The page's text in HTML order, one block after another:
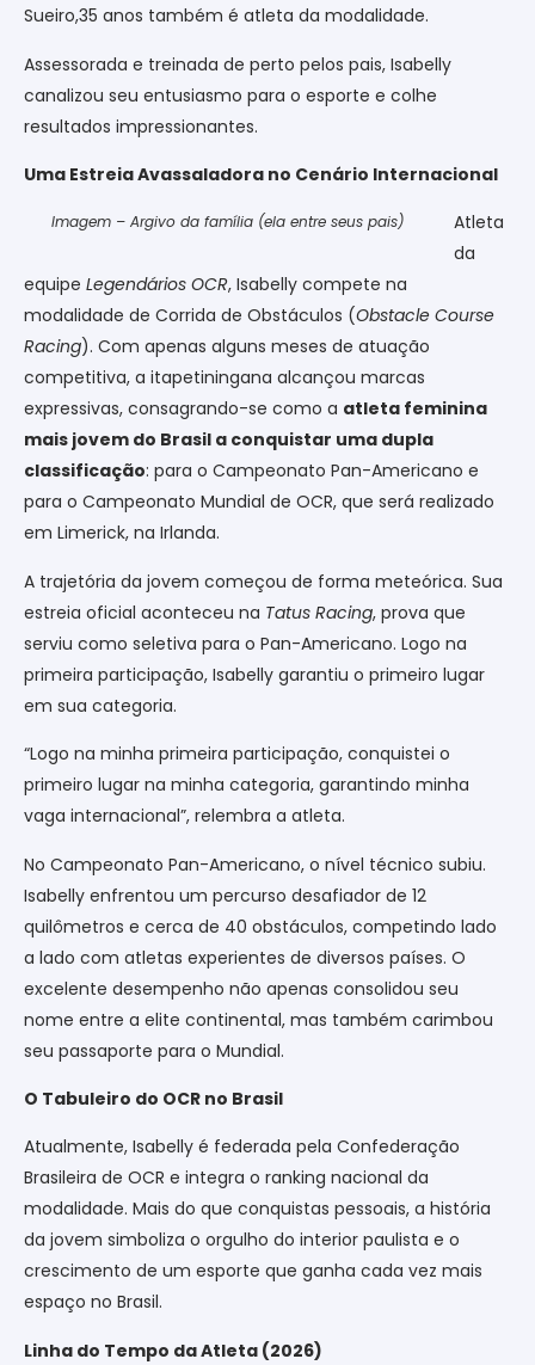
Sueiro,35 anos também é atleta da modalidade.
Assessorada e treinada de perto pelos pais, Isabelly
canalizou seu entusiasmo para o esporte e colhe
resultados impressionantes.
Uma Estreia Avassaladora no Cenário Internacional
Imagem – Argivo da família (ela entre seus pais)
Atleta
da
equipe Legendários OCR, Isabelly compete na
modalidade de Corrida de Obstáculos (Obstacle Course
Racing). Com apenas alguns meses de atuação
competitiva, a itapetiningana alcançou marcas
expressivas, consagrando-se como a atleta feminina
mais jovem do Brasil a conquistar uma dupla
classificação: para o Campeonato Pan-Americano e
para o Campeonato Mundial de OCR, que será realizado
em Limerick, na Irlanda.
A trajetória da jovem começou de forma meteórica. Sua
estreia oficial aconteceu na Tatus Racing, prova que
serviu como seletiva para o Pan-Americano. Logo na
primeira participação, Isabelly garantiu o primeiro lugar
em sua categoria.
“Logo na minha primeira participação, conquistei o
primeiro lugar na minha categoria, garantindo minha
vaga internacional”, relembra a atleta.
No Campeonato Pan-Americano, o nível técnico subiu.
Isabelly enfrentou um percurso desafiador de 12
quilômetros e cerca de 40 obstáculos, competindo lado
a lado com atletas experientes de diversos países. O
excelente desempenho não apenas consolidou seu
nome entre a elite continental, mas também carimbou
seu passaporte para o Mundial.
O Tabuleiro do OCR no Brasil
Atualmente, Isabelly é federada pela Confederação
Brasileira de OCR e integra o ranking nacional da
modalidade. Mais do que conquistas pessoais, a história
da jovem simboliza o orgulho do interior paulista e o
crescimento de um esporte que ganha cada vez mais
espaço no Brasil.
Linha do Tempo da Atleta (2026)